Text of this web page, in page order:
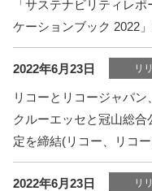
「サステナビリティレ
ケーションブック 2022
2022年6月23日 リ
リコーとリコージャパ
クルーエッセと冠山総
定を締結(リコー、リコ
2022年6月23日 リ